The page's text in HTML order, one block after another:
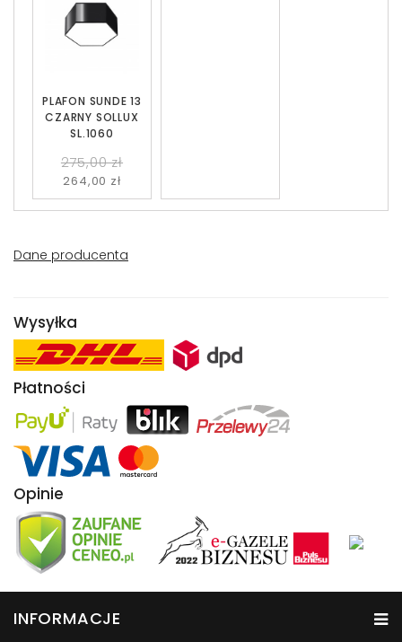
PLAFON SUNDE 13
CZARNY SOLLUX
SL.1060
275,00 zł
264,00 zł
Dane producenta
Wysyłka
Płatności
Opinie
INFORMACJE